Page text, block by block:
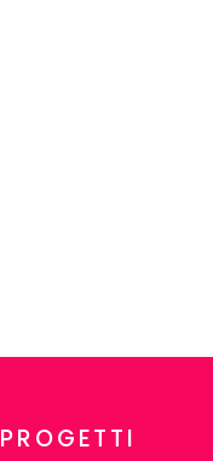
PROGETTI